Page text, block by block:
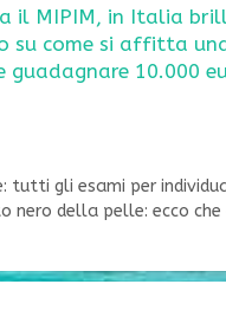
il MIPIM, in Italia
su come si affitta
guadagnare 10.000
tutti gli esami per
nero della pelle: ecco che